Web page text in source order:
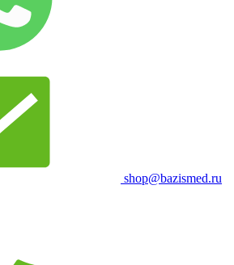
shop@bazismed.ru